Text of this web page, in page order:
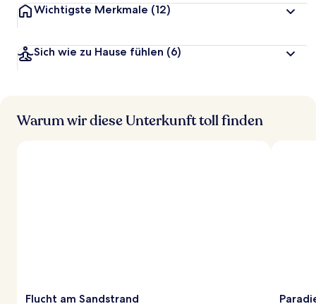
Wichtigste Merkmale (12)
Sich wie zu Hause fühlen (6)
Warum wir diese Unterkunft toll finden
Flucht am Sandstrand